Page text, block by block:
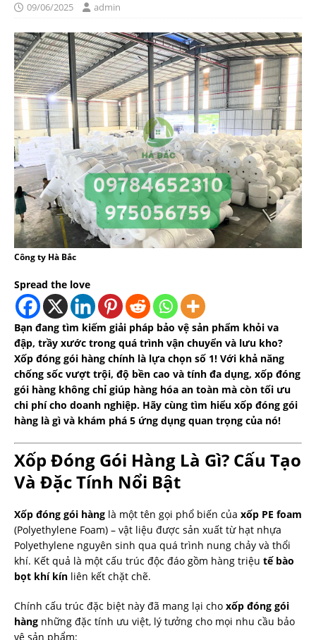
09/06/2025 admin
Công ty Hà Bắc
Spread the love
Bạn đang tìm kiếm giải pháp bảo vệ sản phẩm khỏi va
đập, trầy xước trong quá trình vận chuyển và lưu kho?
Xốp đóng gói hàng chính là lựa chọn số 1! Với khả năng
chống sốc vượt trội, độ bền cao và tính đa dụng, xốp đóng
gói hàng không chỉ giúp hàng hóa an toàn mà còn tối ưu
chi phí cho doanh nghiệp. Hãy cùng tìm hiểu xốp đóng gói
hàng là gì và khám phá 5 ứng dụng quan trọng của nó!
Xốp Đóng Gói Hàng Là Gì? Cấu Tạo
Và Đặc Tính Nổi Bật
Xốp đóng gói hàng là một tên gọi phổ biến của xốp PE foam
(Polyethylene Foam) – vật liệu được sản xuất từ hạt nhựa
Polyethylene nguyên sinh qua quá trình nung chảy và thổi
khí. Kết quả là một cấu trúc độc đáo gồm hàng triệu tế bào
bọt khí kín liên kết chặt chẽ.
Chính cấu trúc đặc biệt này đã mang lại cho xốp đóng gói
hàng những đặc tính ưu việt, lý tưởng cho mọi nhu cầu bảo
vệ sản phẩm: